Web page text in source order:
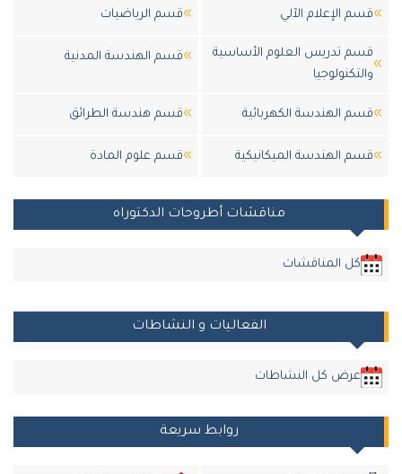
قسم الإعلام الآلي قسم الرياضيات
قسم تدريس العلوم الأساسية
والتكنولوجيا
قسم الهندسة المدنية
قسم الهندسة الكهربائية قسم هندسة الطرائق
قسم الهندسة الميكانيكية قسم علوم المادة
مناقشات أطروحات الدكتوراه
كل المناقشات
الفعاليات و النشاطات
عرض كل النشاطات
روابط سريعة